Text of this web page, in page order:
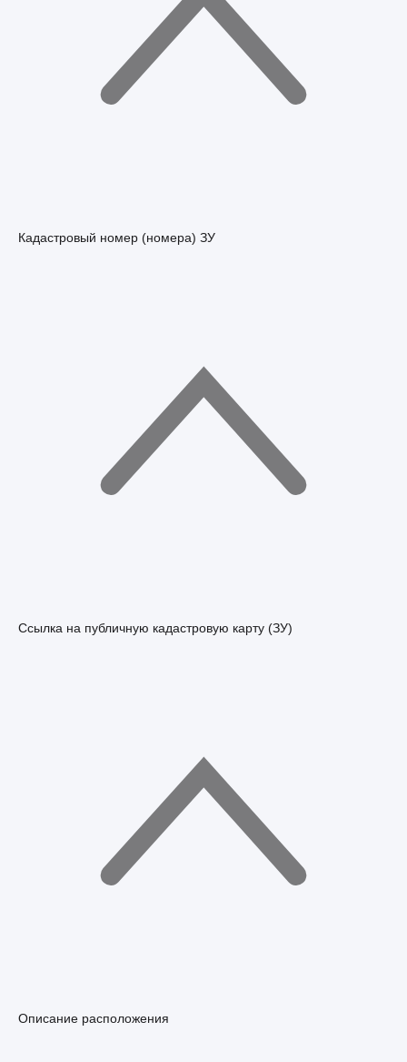
Кадастровый номер (номера) ЗУ
Ссылка на публичную кадастровую карту (ЗУ)
Описание расположения